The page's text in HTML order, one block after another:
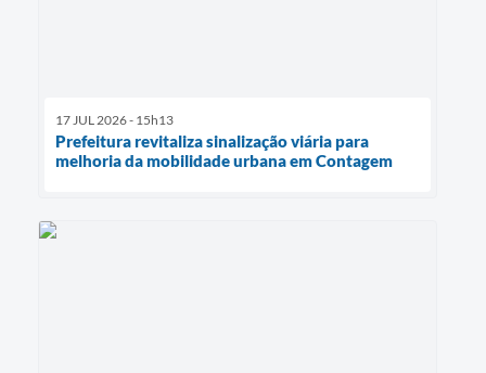
17 JUL 2026 - 15h13
Prefeitura revitaliza sinalização viária para
melhoria da mobilidade urbana em Contagem